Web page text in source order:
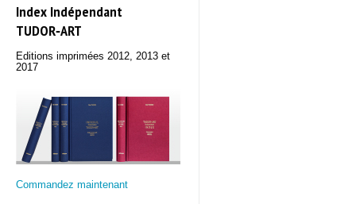
Index Indépendant
TUDOR‑ART
Editions imprimées 2012, 2013 et
2017
Commandez maintenant